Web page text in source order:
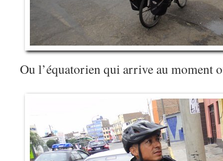
Ou l’équatorien qui arrive au moment